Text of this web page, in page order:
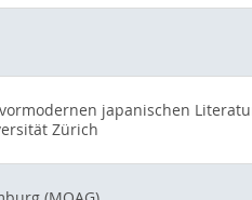
japanischen
Zürich